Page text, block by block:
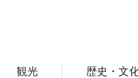
観光 歴史・文